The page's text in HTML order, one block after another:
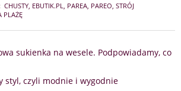
CHUSTY EBUTIK.PL PAREA PAREO STRÓJ
PLAŻĘ
sukienka na wesele. Podpowiadamy, co
styl, czyli modnie i wygodnie